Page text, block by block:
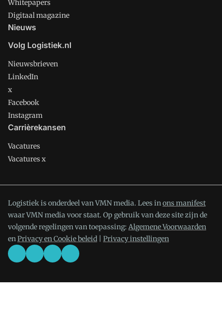
Whitepapers
Digitaal magazine
Nieuws
Volg Logistiek.nl
Nieuwsbrieven
LinkedIn
x
Facebook
Instagram
Carrièrekansen
Vacatures
Vacatures x
Logistiek is onderdeel van VMN media. Lees inons manifest
waar VMN media voor staat. Op gebruik van deze site zijn de
volgende regelingen van toepassing: Algemene Voorwaarden
enPrivacy en Cookie beleid Privacy instellingen